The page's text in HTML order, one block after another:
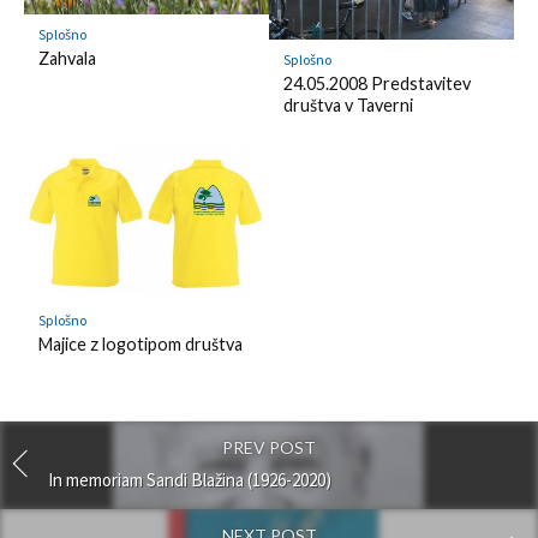
Splošno
Zahvala Splošno
24.05.2008 Predstavitev
društva v Taverni
Splošno
Majice z logotipom društva
PREV POST
In memoriam Sandi Blažina (1926-2020)